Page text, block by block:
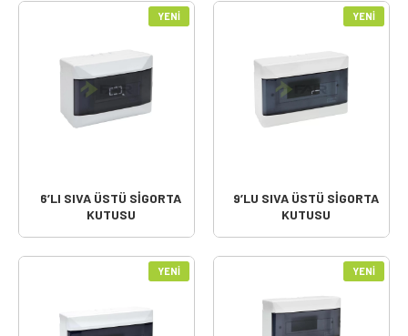
YENI
6’LI SIVA ÜSTÜ SİGORTA
KUTUSU
YENI
9’LU SIVA ÜSTÜ SİGORTA
KUTUSU
YENI YENI